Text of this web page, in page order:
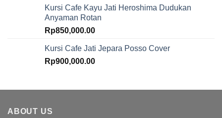
Kursi Cafe Kayu Jati Heroshima Dudukan
Anyaman Rotan
Rp850,000.00
Kursi Cafe Jati Jepara Posso Cover
Rp900,000.00
ABOUT US